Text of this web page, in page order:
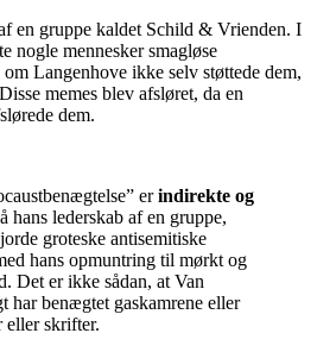
en gruppe kaldet Schild & Vrienden. I
nogle mennesker smagløse
Langenhove ikke selv støttede dem,
memes blev afsløret, da en
dem.
erindirekte og
hans lederskab af en gruppe,
groteske antisemitiske
hans opmuntring til mørkt og
Det er ikke sådan, at Van
har benægtet gaskamrene eller
eller skrifter.